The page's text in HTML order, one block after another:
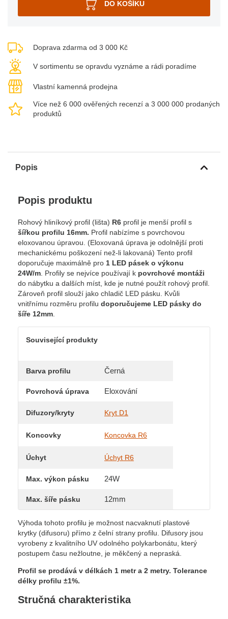
Doprava zdarma od 3 000 Kč
V sortimentu se opravdu vyznáme a rádi poradíme
Vlastní kamenná prodejna
Více než 6 000 ověřených recenzí a 3 000 000 prodaných
produktů
Popis
Popis produktu
Rohový hliníkový profil (lišta) R6 profil je menší profil s
šířkou profilu 16mm. Profil nabízíme s povrchovou
eloxovanou úpravou. (Eloxovaná úprava je odolnější proti
mechanickému poškození než-li lakovaná) Tento profil
doporučuje maximálně pro 1 LED pásek o výkonu
24W/m . Profily se nejvíce používají k povrchové montáži
do nábytku a dalších míst, kde je nutné použít rohový profil.
Zároveň profil slouží jako chladič LED pásku. Kvůli
vnitřnímu rozměru profilu doporučujeme LED pásky do
šíře 12mm
Související produkty
Barva profilu Černá
Povrchová úprava Eloxování
Difuzory/kryty Kryt D1
Koncovky Koncovka R6
Úchyt Úchyt R6
Max. výkon pásku 24W
Max. šíře pásku 12mm
Výhoda tohoto profilu je možnost nacvaknutí plastové
krytky (difusoru) přímo z čelní strany profilu. Difusory jsou
vyrobeny z kvalitního UV odolného polykarbonátu, který
postupem času nežloutne, je měkčený a nepraská.
Profil se prodává v délkách 1 metr a 2 metry. Tolerance
délky profilu ±1%.
Stručná charakteristika